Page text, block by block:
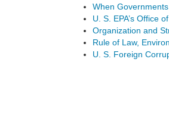
When
U. S. EPA’s Office
Organization and
Rule of Law,
U. S. Foreign